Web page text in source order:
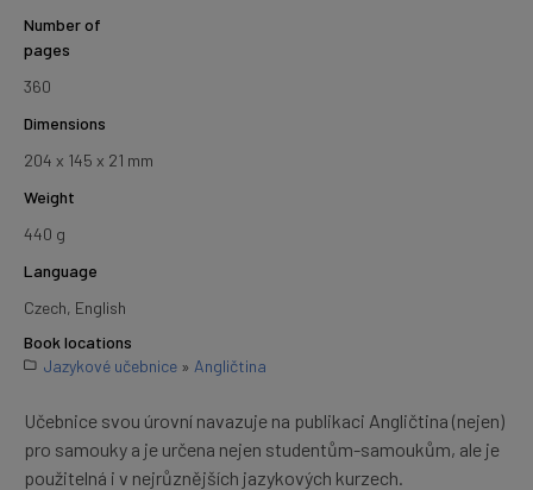
Number of
pages
360
Dimensions
204 x 145 x 21 mm
Weight
440 g
Language
Czech, English
Book locations
Jazykové učebnice » Angličtina
Učebnice svou úrovní navazuje na publikaci Angličtina (nejen)
pro samouky a je určena nejen studentům-samoukům, ale je
použitelná i v nejrůznějších jazykových kurzech.